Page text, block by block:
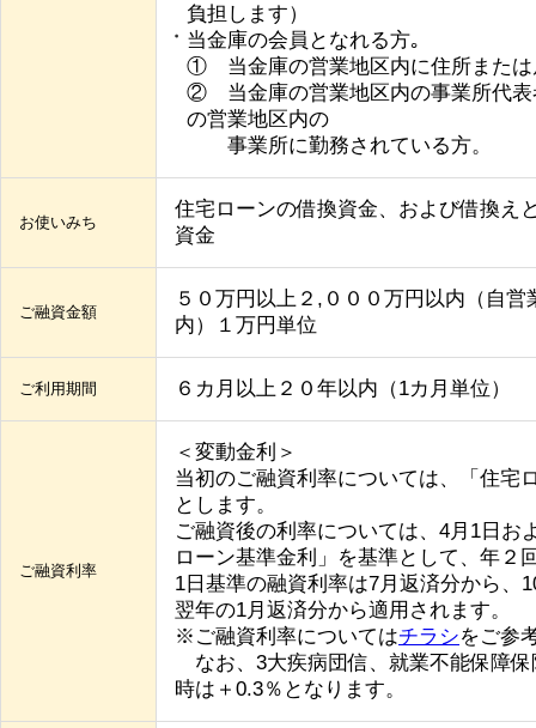
負担します）
当金庫の会員となれる方｡
① 当金庫の営業地区内に住所または
② 当金庫の営業地区内の事業所代表
の営業地区内の
事業所に勤務されている方。
お使いみち
住宅ローンの借換資金、および借換え
資金
ご融資金額
５０万円以上２,０００万円以内（自
内）１万円単位
ご利用期間 ６カ月以上２０年以内（1カ月単位）
ご融資利率
＜変動金利＞
当初のご融資利率については、「住宅
とします。
ご融資後の利率については、4月1日お
ローン基準金利」を基準として、年２
1日基準の融資利率は7月返済分から、
翌年の1月返済分から適用されます。
※ご融資利率についてはチラシをご参
なお、3大疾病団信、就業不能保障
時は＋0.3％となります。